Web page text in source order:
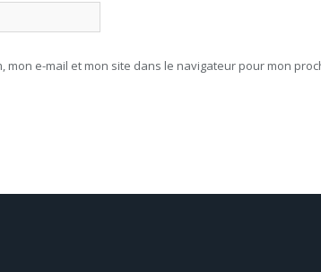
mon e-mail et mon site dans le navigateur pour mon